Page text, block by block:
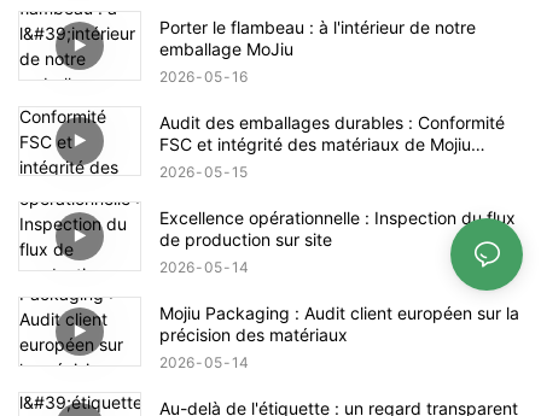
Porter le flambeau : à l'intérieur de notre
emballage MoJiu
2026 05 16
Audit des emballages durables : Conformité
FSC et intégrité des matériaux de Mojiu
Packaging
2026 05 15
Excellence opérationnelle : Inspection du flux
de production sur site
2026 05 14
Mojiu Packaging : Audit client européen sur la
précision des matériaux
2026 05 14
Au-delà de l'étiquette : un regard transparent